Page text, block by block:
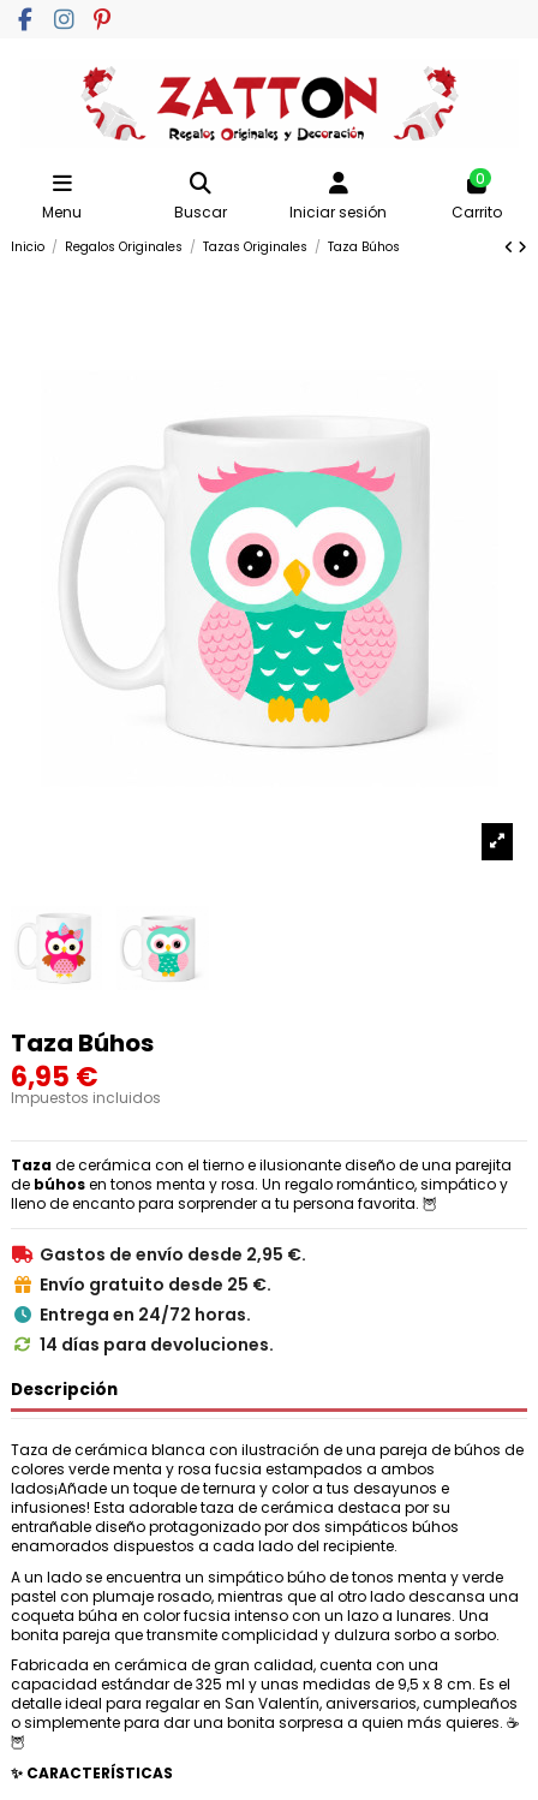
Menu Buscar Iniciar sesión
0
Carrito
Inicio Regalos Originales Tazas Originales Taza Búhos
Taza Búhos
6,95 €
Impuestos incluidos
Tazade cerámica con el tierno e ilusionante diseño de una parejita
de búhosen tonos menta y rosa. Un regalo romántico, simpático y
lleno de encanto para sorprender a tu persona favorita. 🦉
 Gastos de envío desde 2,95 €.
 Envío gratuito desde 25 €.
 Entrega en 24/72 horas.
 14 días para devoluciones.
Descripción
Taza de cerámica blanca con ilustración de una pareja de búhos de
colores verde menta y rosa fucsia estampados a ambos
lados¡Añade un toque de ternura y color a tus desayunos e
infusiones! Esta adorable taza de cerámica destaca por su
entrañable diseño protagonizado por dos simpáticos búhos
enamorados dispuestos a cada lado del recipiente.
A un lado se encuentra un simpático búho de tonos menta y verde
pastel con plumaje rosado, mientras que al otro lado descansa una
coqueta búha en color fucsia intenso con un lazo a lunares. Una
bonita pareja que transmite complicidad y dulzura sorbo a sorbo.
Fabricada en cerámica de gran calidad, cuenta con una
capacidad estándar de 325 ml y unas medidas de 9,5 x 8 cm. Es el
detalle ideal para regalar en San Valentín, aniversarios, cumpleaños
o simplemente para dar una bonita sorpresa a quien más quieres. ☕
🦉
✨ CARACTERÍSTICAS